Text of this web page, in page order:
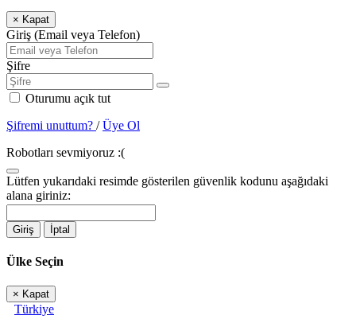
× Kapat
Giriş (Email veya Telefon)
Şifre
Oturumu açık tut
Şifremi unuttum? /Üye Ol
Robotları sevmiyoruz :(
Lütfen yukarıdaki resimde gösterilen güvenlik kodunu aşağıdaki
alana giriniz:
Giriş İptal
Ülke Seçin
× Kapat
Türkiye